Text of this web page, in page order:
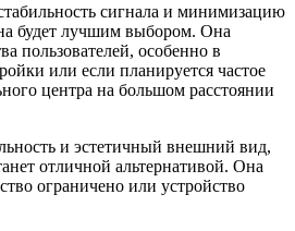
сигнала и минимизацию
будет лучшим выбором. Она
пользователей, особенно в
или если планируется частое
центра на большом расстоянии
и эстетичный внешний вид,
отличной альтернативой. Она
ограничено или устройство